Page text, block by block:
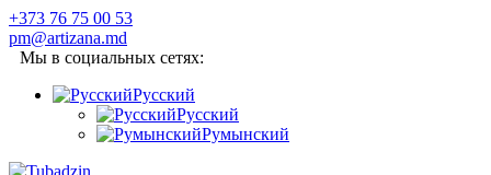
+373 76 75 00 53
pm@artizana.md
Мы в социальных сетях:
Русский
Русский
Румынский